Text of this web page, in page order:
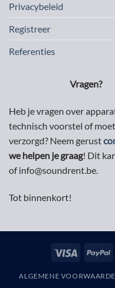
Privacybeleid
Registreer
Referenties
Vragen?
Heb je vragen over
technisch voorstel of
verzorgd? Neem gerust
we helpen je graag! Dit
of info@soundrent.be.
Tot binnenkort!
Visa
ALGEMENE